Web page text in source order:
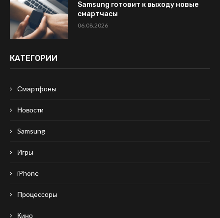
Samsung готовит к выходу новые
смартчасы
06.08.2026
КАТЕГОРИИ
Смартфоны
Новости
Samsung
Игры
iPhone
Процессоры
Кино